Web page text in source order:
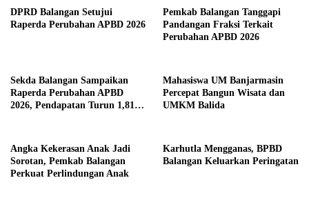
DPRD Balangan Setujui
Raperda Perubahan APBD 2026
Pemkab Balangan Tanggapi
Pandangan Fraksi Terkait
Perubahan APBD 2026
Sekda Balangan Sampaikan
Raperda Perubahan APBD
2026, Pendapatan Turun 1,81
Mahasiswa UM Banjarmasin
Percepat Bangun Wisata dan
UMKM Balida
Angka Kekerasan Anak Jadi
Sorotan, Pemkab Balangan
Perkuat Perlindungan Anak
Karhutla Mengganas, BPBD
Balangan Keluarkan Peringatan